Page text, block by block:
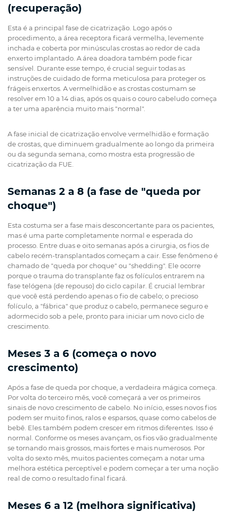
(recuperação)
Esta é a principal fase de cicatrização. Logo após o
procedimento, a área receptora ficará vermelha, levemente
inchada e coberta por minúsculas crostas ao redor de cada
enxerto implantado. A área doadora também pode ficar
sensível. Durante esse tempo, é crucial seguir todas as
instruções de cuidado de forma meticulosa para proteger os
frágeis enxertos. A vermelhidão e as crostas costumam se
resolver em 10 a 14 dias, após os quais o couro cabeludo começa
a ter uma aparência muito mais "normal".
A fase inicial de cicatrização envolve vermelhidão e formação
de crostas, que diminuem gradualmente ao longo da primeira
ou da segunda semana, como mostra esta progressão de
cicatrização da FUE.
Semanas 2 a 8 (a fase de "queda por
choque")
Esta costuma ser a fase mais desconcertante para os pacientes,
mas é uma parte completamente normal e esperada do
processo. Entre duas e oito semanas após a cirurgia, os fios de
cabelo recém-transplantados começam a cair. Esse fenômeno é
chamado de "queda por choque" ou "shedding". Ele ocorre
porque o trauma do transplante faz os folículos entrarem na
fase telógena (de repouso) do ciclo capilar. É crucial lembrar
que você está perdendo apenas o fio de cabelo; o precioso
folículo, a "fábrica" que produz o cabelo, permanece seguro e
adormecido sob a pele, pronto para iniciar um novo ciclo de
crescimento.
Meses 3 a 6 (começa o novo
crescimento)
Após a fase de queda por choque, a verdadeira mágica começa.
Por volta do terceiro mês, você começará a ver os primeiros
sinais de novo crescimento de cabelo. No início, esses novos fios
podem ser muito finos, ralos e esparsos, quase como cabelos de
bebê. Eles também podem crescer em ritmos diferentes. Isso é
normal. Conforme os meses avançam, os fios vão gradualmente
se tornando mais grossos, mais fortes e mais numerosos. Por
volta do sexto mês, muitos pacientes começam a notar uma
melhora estética perceptível e podem começar a ter uma noção
real de como o resultado final ficará.
Meses 6 a 12 (melhora significativa)